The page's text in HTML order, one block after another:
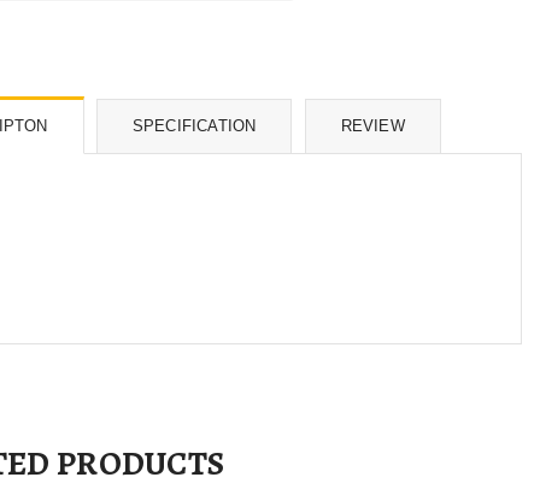
SPECIFICATION REVIEW
PRODUCTS